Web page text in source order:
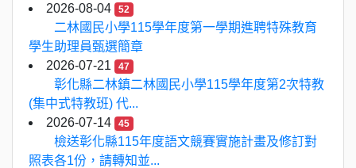
2026-08-04
52
二林國民小學115學年度第一學期進聘特殊教育
學生助理員甄選簡章
2026-07-21
47
彰化縣二林鎮二林國民小學115學年度第2次特教
(集中式特教班) 代...
2026-07-14
45
檢送彰化縣115年度語文競賽實施計畫及修訂對
照表各1份，請轉知並...